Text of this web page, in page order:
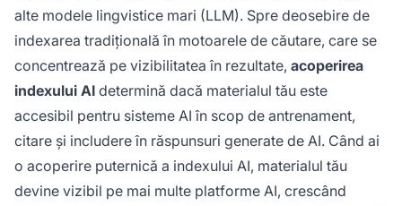
alte modele lingvistice mari (LLM). Spre deosebire de
indexarea tradițională în motoarele de căutare, care se
concentrează pe vizibilitatea în rezultate, acoperirea
indexului AI determină dacă materialul tău este
accesibil pentru sisteme AI în scop de antrenament,
citare și includere în răspunsuri generate de AI. Când ai
o acoperire puternică a indexului AI, materialul tău
devine vizibil pe mai multe platforme AI, crescând